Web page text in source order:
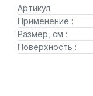
Артикул
Применение :
Размер, см :
Поверхность :